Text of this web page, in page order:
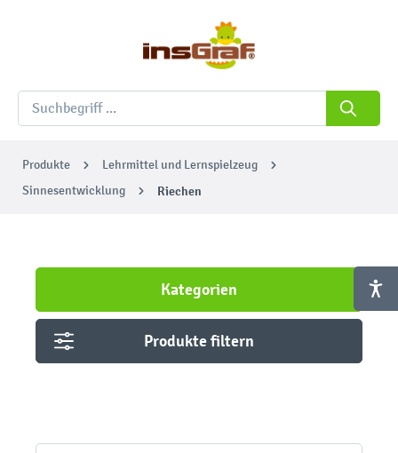
Produkte
Lehrmittel und Lernspielzeug
Sinnesentwicklung
Riechen
Kategorien
Produkte filtern